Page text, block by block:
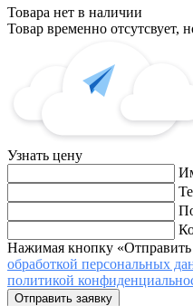
Товара нет в наличии
Товар временно отсутсвует,
Узнать цену
Нажимая кнопку «Отправить
обработкой персональных
политикой